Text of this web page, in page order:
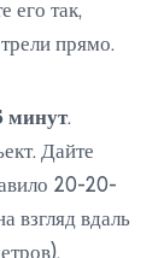
его так,
прямо.
минут.
Дайте
20-20-
взгляд вдаль